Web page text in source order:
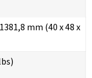
mm (40 x 48 x